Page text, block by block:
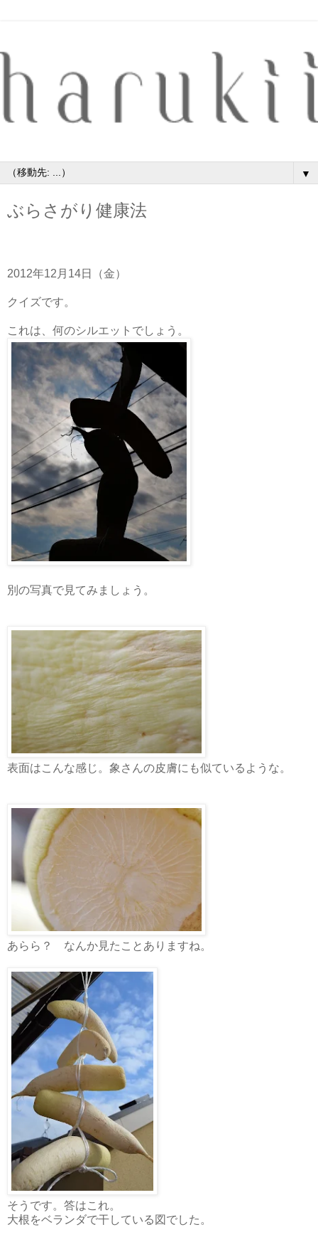
▼
ぶらさがり健康法
2012年12月14日（金）
クイズです。
これは、何のシルエットでしょう。
別の写真で見てみましょう。
表面はこんな感じ。象さんの皮膚にも似ているような。
あらら？ なんか見たことありますね。
そうです。答はこれ。
大根をベランダで干している図でした。